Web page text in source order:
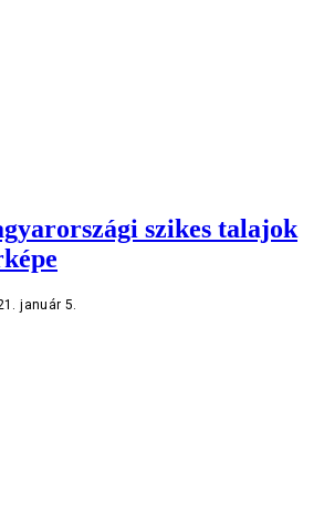
szikes talajok
január 5.